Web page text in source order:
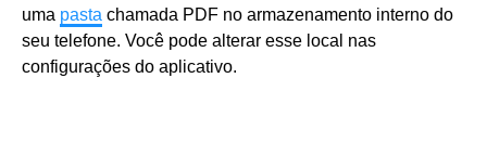
uma pasta chamada PDF no armazenamento interno do
seu telefone. Você pode alterar esse local nas
configurações do aplicativo.